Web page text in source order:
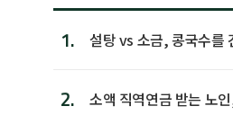
1. 설탕 vs 소금, 콩국수를
2.
소액 직역연금 받는 노